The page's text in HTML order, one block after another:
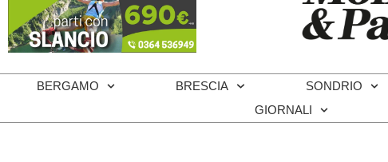
BERGAMO BRESCIA SONDRIO
GIORNALI